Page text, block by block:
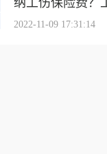
纳工伤保险费？
2022-11-09 17:31:14